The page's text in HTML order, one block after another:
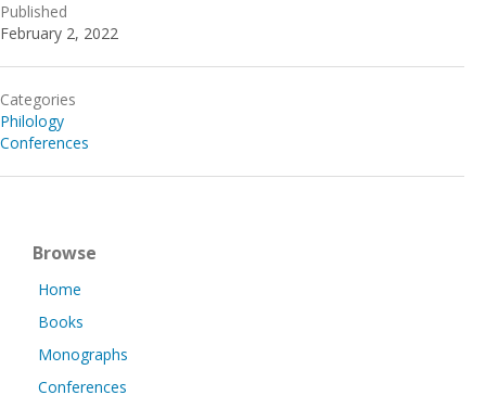
Published
February 2, 2022
Categories
Philology
Conferences
Browse
Home
Books
Monographs
Conferences